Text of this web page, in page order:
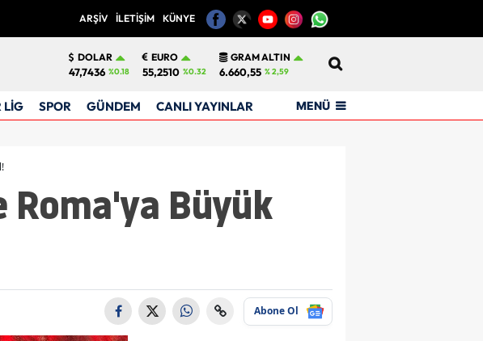
ARŞİV İLETİŞİM KÜNYE
DOLAR
47,7436 %0.18
EURO
55,2510 %0.32
GRAM ALTIN
6.660,55 % 2,59
LİG SPOR GÜNDEM CANLI YAYINLAR MENÜ
Büyük
Abone Ol